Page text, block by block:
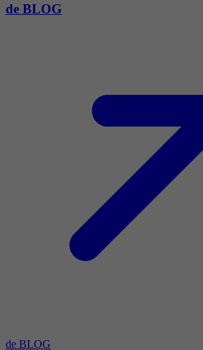
de BLOG
de BLOG